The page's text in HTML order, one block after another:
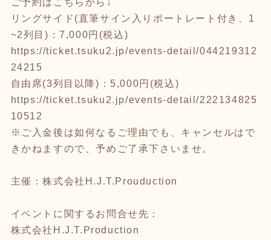
ご予約はこちらから↓
リングサイド(直筆サイン入りポートレート付き、1
~2列目)：7,000円(税込)
https://ticket.tsuku2.jp/events-detail/044219312
24215
自由席(3列目以降)：5,000円(税込)
https://ticket.tsuku2.jp/events-detail/222134825
10512
※ご入金後は如何なるご理由でも、キャンセルはで
きかねますので、予めご了承下さいませ。
主催：株式会社H.J.T.Prouduction
イベントに関するお問合せ先：
株式会社H.J.T.Production